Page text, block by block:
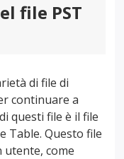
file PST
di file di
continuare a
questi file è il file
Table. Questo file
come